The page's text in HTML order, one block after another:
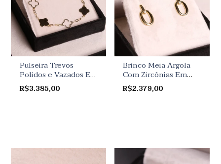
Pulseira Trevos
Polidos e Vazados Em
Ouro Amarelo
R$3.385,00
Brinco Meia Argola
Com Zircônias Em
Ouro Amarelo
R$2.379,00